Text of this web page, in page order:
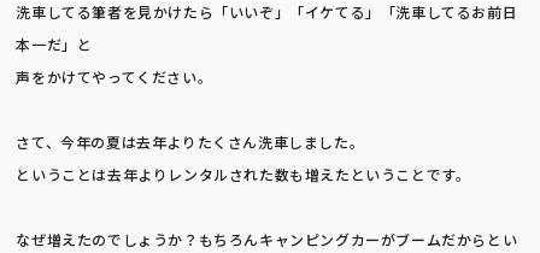
075-950-0448
洗車してる筆者を見かけたら「いいぞ」「イケてる」「洗車してるお前日
本一だ」と
声をかけてやってください。
さて、今年の夏は去年よりたくさん洗車しました。
ということは去年よりレンタルされた数も増えたということです。
なぜ増えたのでしょうか？もちろんキャンピングカーがブームだからとい